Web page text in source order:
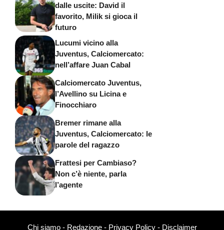
dalle uscite: David il
favorito, Milik si gioca il
futuro
Lucumi vicino alla
Juventus, Calciomercato:
nell’affare Juan Cabal
Calciomercato Juventus,
l’Avellino su Licina e
Finocchiaro
Bremer rimane alla
Juventus, Calciomercato: le
parole del ragazzo
Frattesi per Cambiaso?
Non c’è niente, parla
l’agente
Chi siamo- Redazione- Privacy Policy- Disclaimer